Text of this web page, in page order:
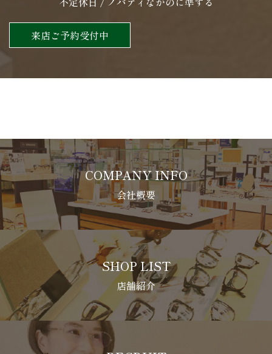
来店ご予約受付中
COMPANY INFO
会社概要
SHOP LIST
店舗紹介